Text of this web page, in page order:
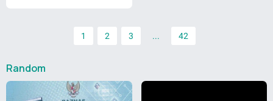
1 2 3 ... 42
Random